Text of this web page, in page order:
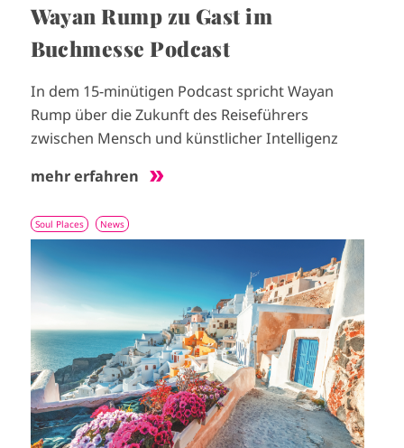
Wayan Rump zu Gast im
Buchmesse Podcast
In dem 15-minütigen Podcast spricht Wayan
Rump über die Zukunft des Reiseführers
zwischen Mensch und künstlicher Intelligenz
mehr erfahren
Soul Places News
m
a